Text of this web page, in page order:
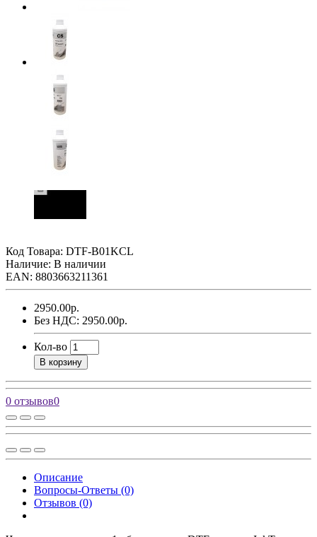
Код Товара: DTF-B01KCL
Наличие: В наличии
EAN: 8803663211361
2950.00р.
Без НДС: 2950.00р.
Кол-во
В корзину
0 отзывов0
Описание
Вопросы-Ответы (0)
Отзывов (0)